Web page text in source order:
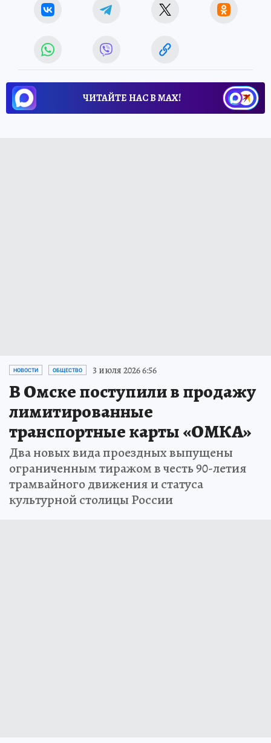
ЧИТАЙТЕ НАС В МАХ!
НОВОСТИ ОБЩЕСТВО 3 июля 2026 6:56
В Омске поступили в продажу
лимитированные
транспортные карты «ОМКА»
Два новых вида проездных выпущены
ограниченным тиражом в честь 90-летия
трамвайного движения и статуса
культурной столицы России